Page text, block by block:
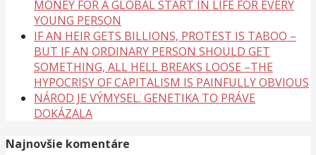
MONEY FOR A GLOBAL START IN LIFE FOR EVERY
YOUNG PERSON
IF AN HEIR GETS BILLIONS, PROTEST IS TABOO –
BUT IF AN ORDINARY PERSON SHOULD GET
SOMETHING, ALL HELL BREAKS LOOSE –THE
HYPOCRISY OF CAPITALISM IS PAINFULLY OBVIOUS
NÁROD JE VÝMYSEL. GENETIKA TO PRÁVE
DOKÁZALA
Najnovšie komentáre